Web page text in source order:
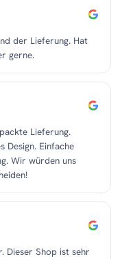
der Lieferung. Hat
gerne.
Lieferung.
Design. Einfache
Wir würden uns
Dieser Shop ist sehr